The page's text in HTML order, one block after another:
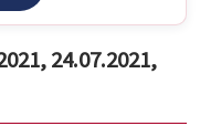
24.07.2021,